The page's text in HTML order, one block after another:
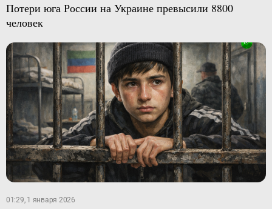
Потери юга России на Украине превысили 8800
человек
01:29, 1 января 2026